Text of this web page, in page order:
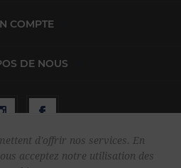
COMPTE
DE NOUS
d'offrir nos services. En
acceptez notre utilisation des